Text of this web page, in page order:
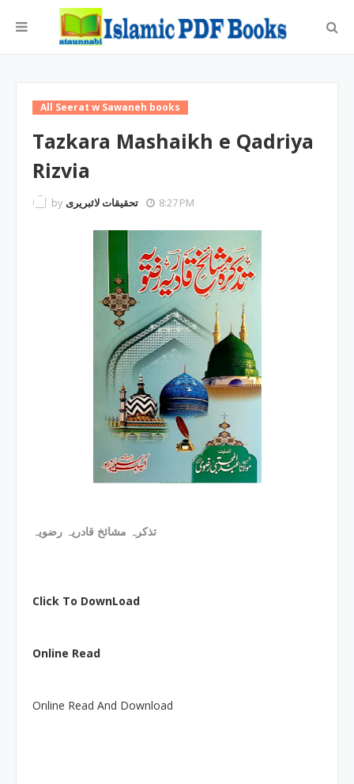
All Seerat w Sawaneh books
Tazkara Mashaikh e Qadriya
Rizvia
by تحقیقات لائبریری 8:27 PM
Click To DownLoad
Online Read
Online Read And Download